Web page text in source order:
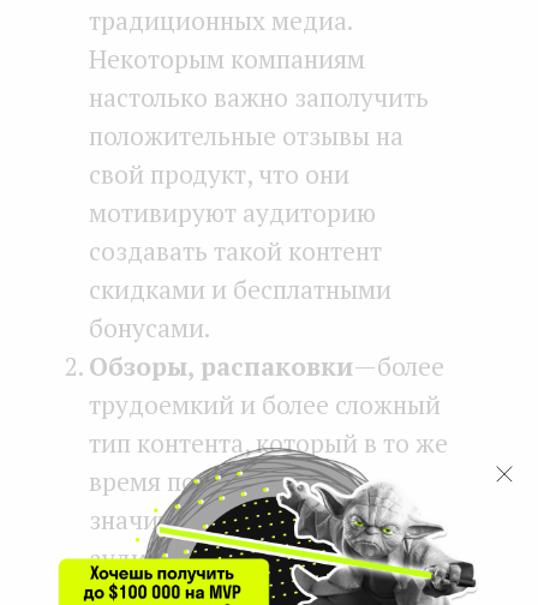
традиционных медиа.
Некоторым компаниям
настолько важно заполучить
положительные отзывы на
свой продукт, что они
мотивируют аудиторию
создавать такой контент
скидками и бесплатными
бонусами.
Обзоры, распаковки— более
трудоемкий и более сложный
тип контента, который в то же
время пользуется
значительным спросом у
аудитории. В русскоязычном
сегменте сайты типа